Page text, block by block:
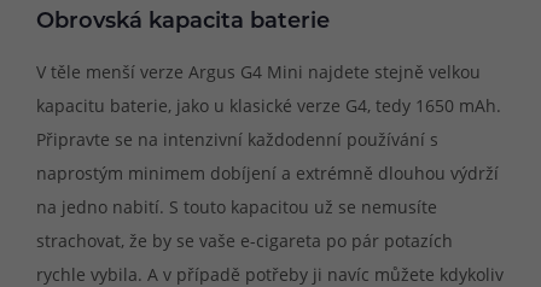
Obrovská kapacita baterie
V těle menší verze Argus G4 Mini najdete stejně velkou
kapacitu baterie, jako u klasické verze G4, tedy 1650 mAh.
Připravte se na intenzivní každodenní používání s
naprostým minimem dobíjení a extrémně dlouhou výdrží
na jedno nabití. S touto kapacitou už se nemusíte
strachovat, že by se vaše e-cigareta po pár potazích
rychle vybila. A v případě potřeby ji navíc můžete kdykoliv